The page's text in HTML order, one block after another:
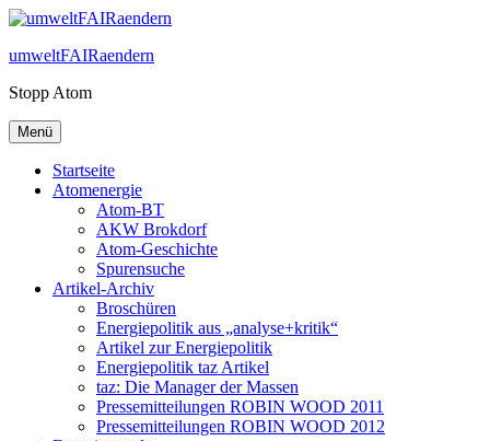
Zum
springen
umweltFAIRaendern
Stopp Atom
Menü
Startseite
Atomenergie
Atom-BT
AKW Brokdorf
Atom-Geschichte
Spurensuche
Artikel-Archiv
Broschüren
Energiepolitik aus „analyse+kritik“
Artikel zur Energiepolitik
Energiepolitik taz Artikel
taz: Die Manager der Massen
Pressemitteilungen ROBIN WOOD 2011
Pressemitteilungen ROBIN WOOD 2012